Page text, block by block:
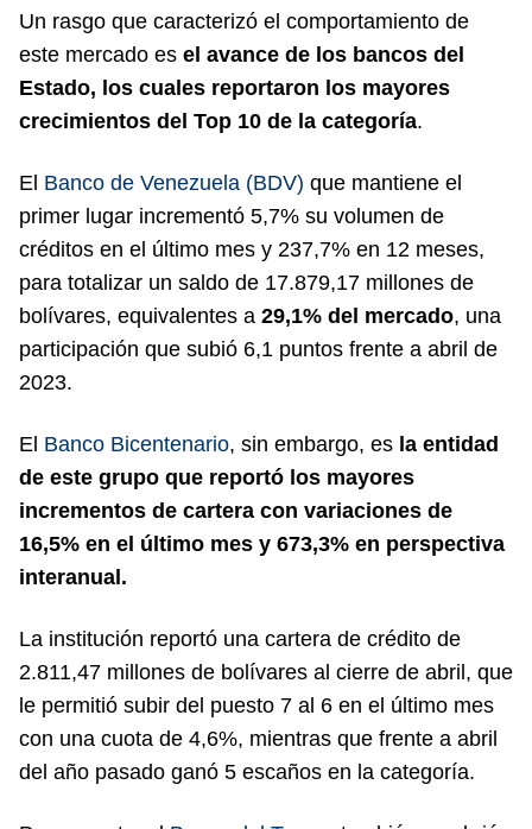
Un rasgo que caracterizó el comportamiento de
este mercado es el avance de los bancos del
Estado, los cuales reportaron los mayores
crecimientos del Top 10 de la categoría.
El Banco de Venezuela (BDV) que mantiene el
primer lugar incrementó 5,7% su volumen de
créditos en el último mes y 237,7% en 12 meses,
para totalizar un saldo de 17.879,17 millones de
bolívares, equivalentes a 29,1% del mercado, una
participación que subió 6,1 puntos frente a abril de
2023.
El Banco Bicentenario, sin embargo, es la entidad
de este grupo que reportó los mayores
incrementos de cartera con variaciones de
16,5% en el último mes y 673,3% en perspectiva
interanual.
La institución reportó una cartera de crédito de
2.811,47 millones de bolívares al cierre de abril, que
le permitió subir del puesto 7 al 6 en el último mes
con una cuota de 4,6%, mientras que frente a abril
del año pasado ganó 5 escaños en la categoría.